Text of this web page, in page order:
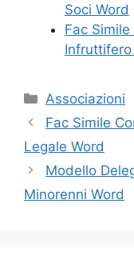
Soci Word
Fac
Infruttifero
Categorie
Associazioni
Fac Simile
Legale Word
Modello
Minorenni Word